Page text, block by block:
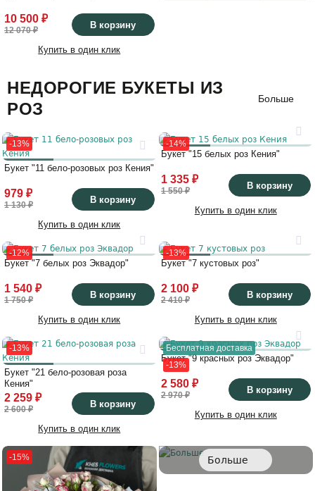
10 500 ₽
12 070 ₽ В корзину
Купить в один клик
НЕДОРОГИЕ БУКЕТЫ ИЗ
РОЗ
Больше
-13%
Букет "11 бело-розовых роз Кения"
979 ₽
1 130 ₽ В корзину
Купить в один клик
-14%
Букет "15 белых роз Кения"
1 335 ₽
1 550 ₽ В корзину
Купить в один клик
-12%
Букет "7 белых роз Эквадор"
1 540 ₽
1 750 ₽ В корзину
Купить в один клик
-13%
Букет "7 кустовых роз"
2 100 ₽
2 410 ₽ В корзину
Купить в один клик
-13%
Букет "21 бело-розовая роза
Кения"
2 259 ₽
2 600 ₽ В корзину
Купить в один клик
Бесплатная доставка
-13%
Букет "9 красных роз Эквадор"
2 580 ₽
2 970 ₽ В корзину
Купить в один клик
-15% Больше